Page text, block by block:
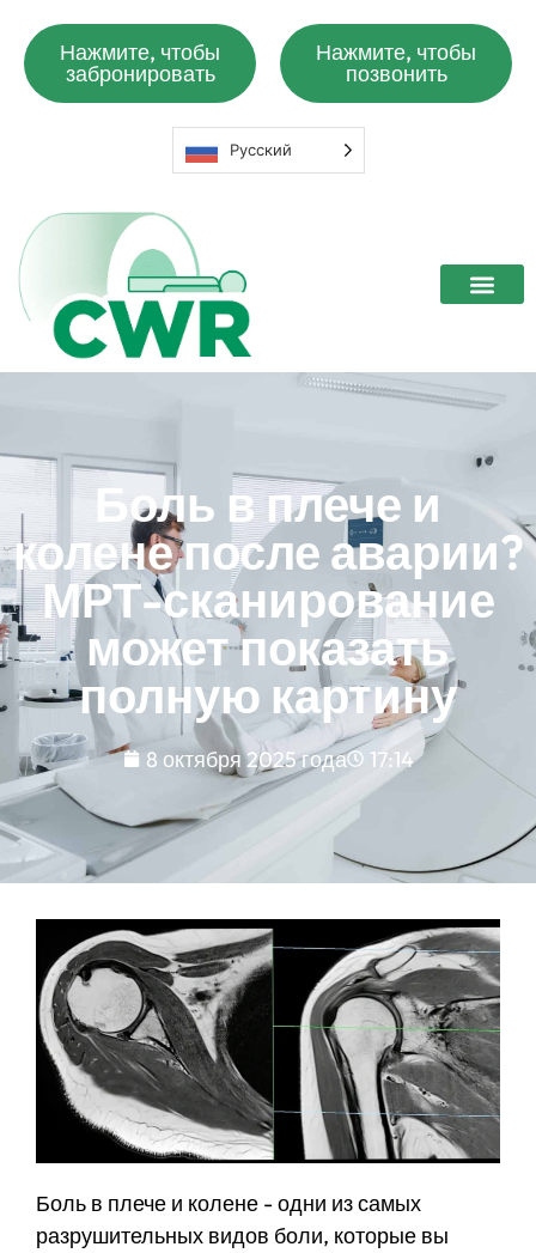
Нажмите, чтобы
забронировать
Нажмите, чтобы
позвонить
Русский
Боль в плече и
колене после аварии?
МРТ-сканирование
может показать
полную картину
8 октября 2025 года 17:14
Боль в плече и колене - одни из самых
разрушительных видов боли, которые вы